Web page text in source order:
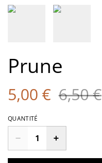
Prune
5,00 € 6,50 €
QUANTITÉ